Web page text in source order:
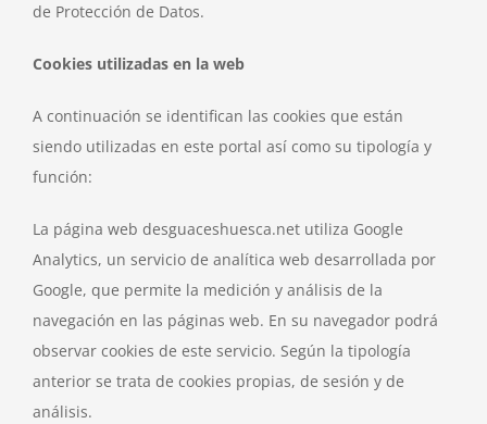
de Protección de Datos.
Cookies utilizadas en la web
A continuación se identifican las cookies que están
siendo utilizadas en este portal así como su tipología y
función:
La página web desguaceshuesca.net utiliza Google
Analytics, un servicio de analítica web desarrollada por
Google, que permite la medición y análisis de la
navegación en las páginas web. En su navegador podrá
observar cookies de este servicio. Según la tipología
anterior se trata de cookies propias, de sesión y de
análisis.